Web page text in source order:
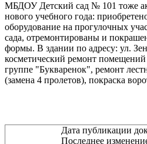
МБДОУ Детский сад № 101 тоже
нового учебного года:
оборудование на прогулочных
сада, отремонтированы и
формы. В здании по адресу: ул.
косметический ремонт помещений
группе "Букваренок", ремонт
(замена 4 пролетов), покраска
Дата публикации
Последнее